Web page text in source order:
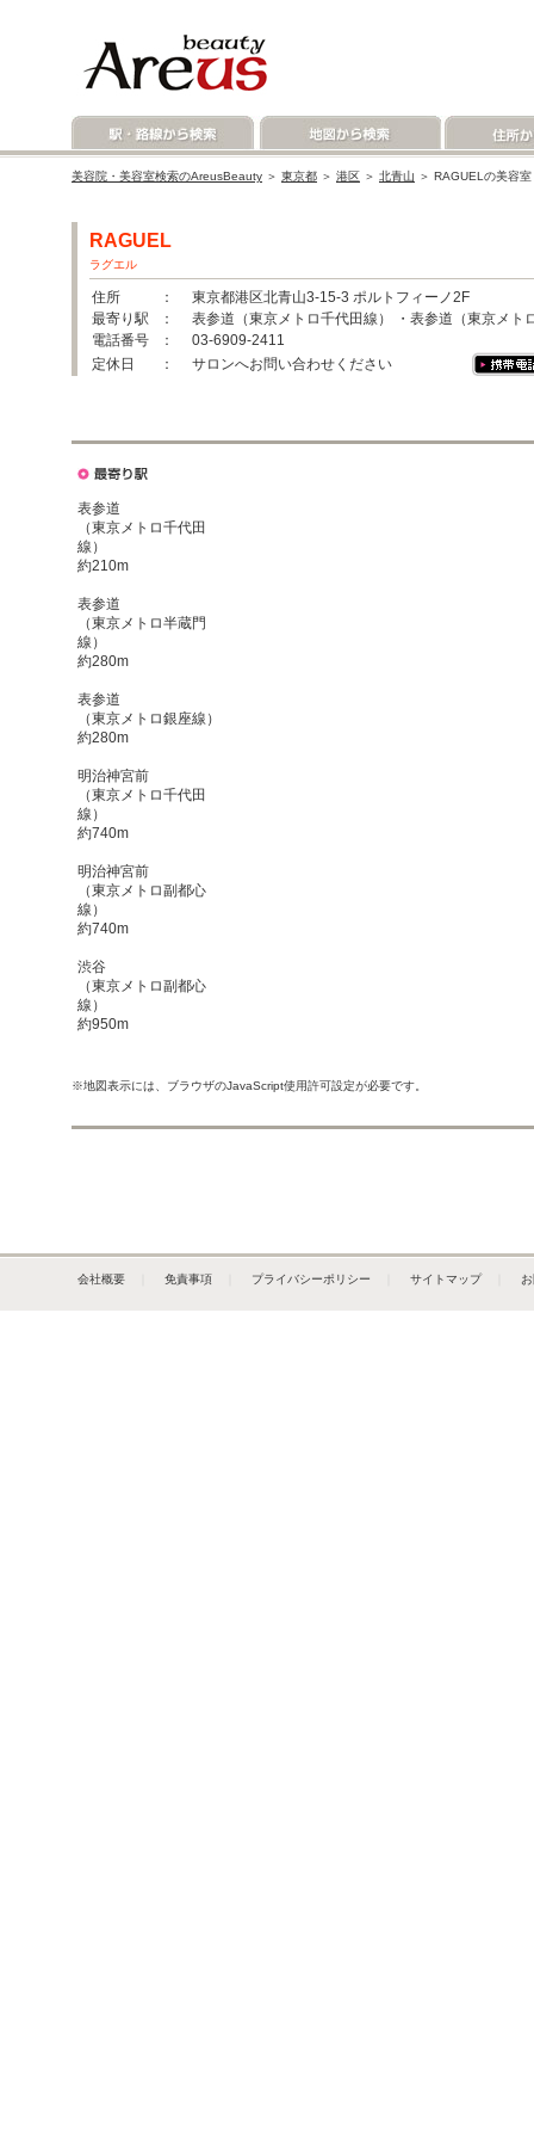
美容院・美容室検索のAreusBeauty ＞ 東京都 ＞ 港区 ＞ 北青山 ＞ RAGUELの美容
RAGUEL
ラグエル
住所
： 東京都港区北青山3-15-3 ポルトフィーノ2F
最寄り駅
： 表参道（東京メトロ千代田線） ・表参道（東京メト
電話番号
： 03-6909-2411
定休日
： サロンへお問い合わせください
表参道
（東京メトロ千代田
線）
約210m
表参道
（東京メトロ半蔵門
線）
約280m
表参道
（東京メトロ銀座線）
約280m
明治神宮前
（東京メトロ千代田
線）
約740m
明治神宮前
（東京メトロ副都心
線）
約740m
渋谷
（東京メトロ副都心
線）
約950m
※地図表示には、ブラウザのJavaScript使用許可設定が必要です。
会社概要 免責事項 プライバシーポリシー サイトマップ｜